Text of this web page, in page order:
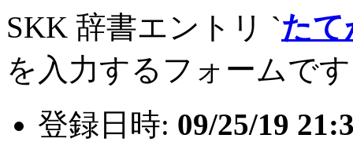
SKK 辞書エントリ `たて
を入力するフォームで
登録日時: 09/25/19